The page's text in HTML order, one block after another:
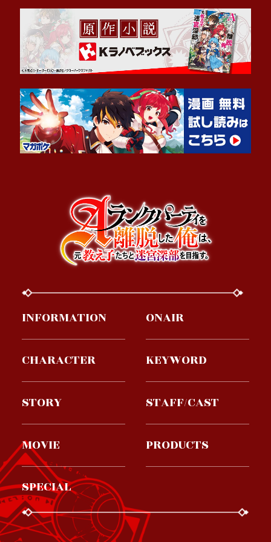
INFORMATION ONAIR
CHARACTER KEYWORD
STORY STAFF/CAST
MOVIE PRODUCTS
SPECIAL